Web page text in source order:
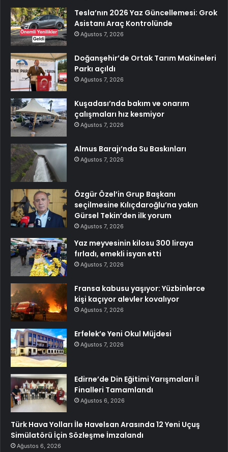
Tesla’nın 2026 Yaz Güncellemesi: Grok
Asistanı Araç Kontrolünde
Ağustos 7, 2026
Doğanşehir’de Ortak Tarım Makineleri
Parkı açıldı
Ağustos 7, 2026
Kuşadası’nda bakım ve onarım
çalışmaları hız kesmiyor
Ağustos 7, 2026
Almus Barajı’nda Su Baskınları
Ağustos 7, 2026
Özgür Özel’in Grup Başkanı
seçilmesine Kılıçdaroğlu’na yakın
Gürsel Tekin’den ilk yorum
Ağustos 7, 2026
Yaz meyvesinin kilosu 300 liraya
fırladı, emekli isyan etti
Ağustos 7, 2026
Fransa kabusu yaşıyor: Yüzbinlerce
kişi kaçıyor alevler kovalıyor
Ağustos 7, 2026
Erfelek’e Yeni Okul Müjdesi
Ağustos 7, 2026
Edirne’de Din Eğitimi Yarışmaları İl
Finalleri Tamamlandı
Ağustos 6, 2026
Türk Hava Yolları İle Havelsan Arasında 12 Yeni Uçuş
Simülatörü İçin Sözleşme İmzalandı
Ağustos 6, 2026